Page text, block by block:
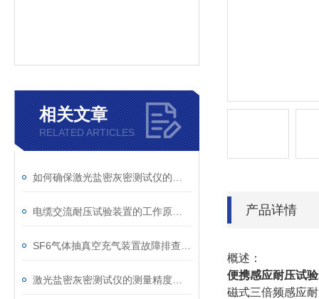
相关文章
RELATED ARTICLES
产品详情
概述：
便携感应耐压试
磁式三倍频感应